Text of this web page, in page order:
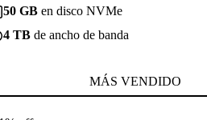
50 GB en disco NVMe
4 TB de ancho de banda
MÁS VENDIDO